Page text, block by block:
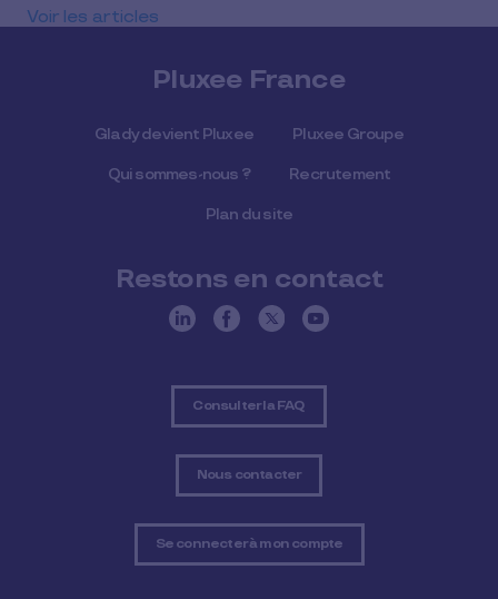
Voir les articles
Pluxee France
Glady devient Pluxee Pluxee Groupe
Qui sommes-nous ? Recrutement
Plan du site
Restons en contact
Consulter la FAQ
Nous contacter
Se connecter à mon compte